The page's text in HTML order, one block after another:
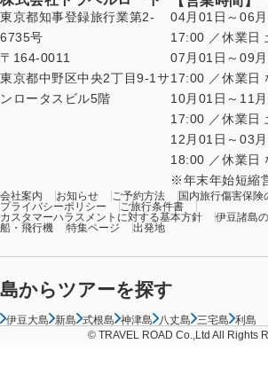
東京都知事登録旅行業第2-
6735号
〒164-0011
東京都中野区中央2丁目9-1サ
ンロータスビル5階
04月01日～06
17:00 ／休業日
07月01日～09
17:00 ／休業日
10月01日～11
17:00 ／休業日
12月01日～03
18:00 ／休業日
年末年始短縮
会社案内 お知らせ ご予約方法
国内旅行傷害保険
プライバシーポリシー
ご旅行条件書
カスタマーハラスメントに対する基本方針
伊豆諸島
船・飛行機
特集ページ 出発地
島からツアーを探す
伊豆大島 新島 式根島 神津島 八丈島 三宅島 利島
© TRAVEL ROAD Co.,Ltd All Rights